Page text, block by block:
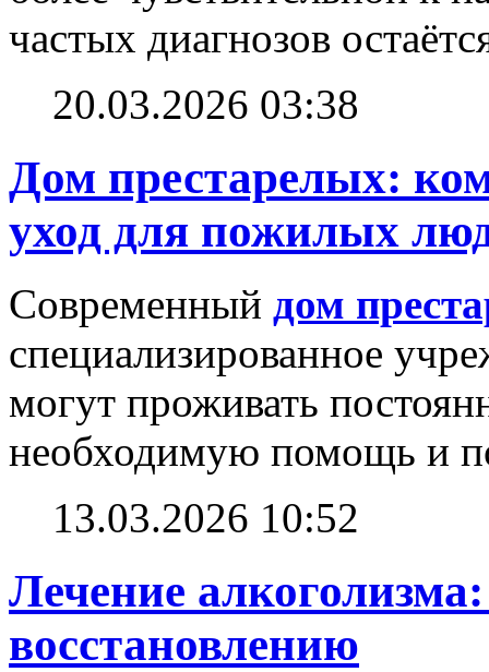
частых диагнозов
20.03.2026 03:38
Дом престарелых:
уход для пожилых
Современный дом
специализированное
могут проживать
необходимую помощь и
13.03.2026 10:52
Лечение
восстановлению